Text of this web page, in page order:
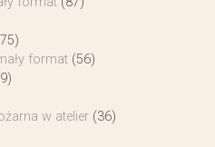
format (56)
w atelier (36)